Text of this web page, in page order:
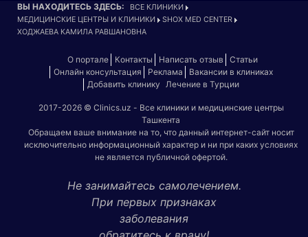
ВЫ НАХОДИТЕСЬ ЗДЕСЬ:
ВСЕ КЛИНИКИ
МЕДИЦИНСКИЕ ЦЕНТРЫ И КЛИНИКИ
SHOX MED CENTER
ХОДЖАЕВА КАМИЛА РАВШАНОВНА
О портале Контакты Написать отзыв
Статьи
Онлайн консультация
Реклама
Вакансии в клиниках
Добавить клинику
Лечение в Турции
2017-2026 © Clinics.uz - Все клиники и медицинские центры
Ташкента
Обращаем ваше внимание на то, что данный интернет-сайт носит
исключительно информационный характер и ни при каких условиях
не является публичной офертой.
Не занимайтесь самолечением.
При первых признаках
заболевания